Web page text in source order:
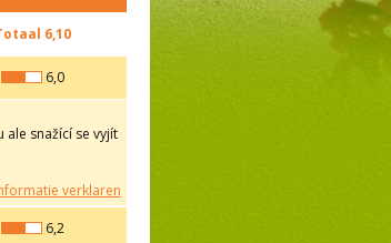
6,10
6,0
snažící se vyjít
verklaren
6,2